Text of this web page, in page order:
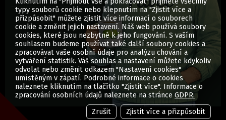
© Vytisknuti.cz | Všechna práva vyhrazena
typy souborů cookie nebo klepnutím na "Zjistit více a
přizpůsobit" můžete zjistit více informací o souborech
cookie a změnit jejich nastavení. Náš web používá soubory
cookies, které jsou nezbytné k jeho fungování. S vaším
souhlasem budeme používat také další soubory cookies a
zpracovávat vaše osobní údaje pro analýzu chování a
vytváření statistik. Váš souhlas a nastavení můžete kdykoliv
odvolat nebo změnit odkazem "Nastavení cookies"
umístěným v zápatí. Podrobné informace o cookies
naleznete kliknutím na tlačítko "Zjistit více". Informace o
zpracování osobních údajů naleznete na stránce GDPR.
Zrušit
Zjistit více a přizpůsobit